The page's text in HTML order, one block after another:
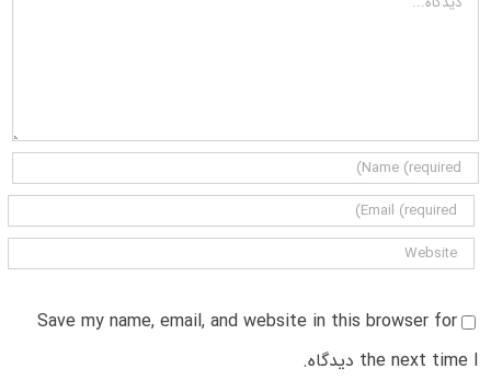
Save my name, email, and website in this browser for
the next time I دیدگاه.